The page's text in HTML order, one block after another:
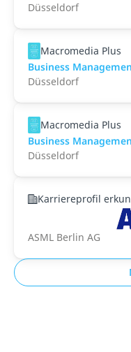
Düsseldorf
Macromedia Plus
Business
Düsseldorf
Macromedia Plus
Business
Düsseldorf
Karriereprofil
ASML Berlin AG